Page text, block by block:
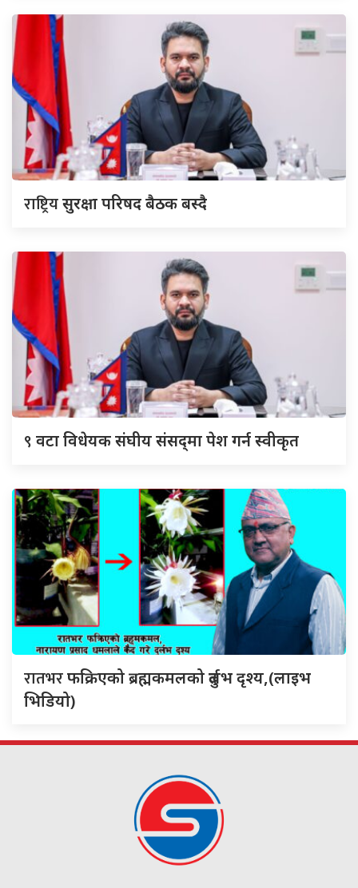
राष्ट्रियसुरक्षा परिषद बैठक बस्दै
९ वटा विधेयक संघीय संसद्‌मा पेश गर्न स्वीकृत
रातभरफक्रिएको ब्रह्मकमलको दुर्लभ दृश्य,(लाइभ
भिडियो)